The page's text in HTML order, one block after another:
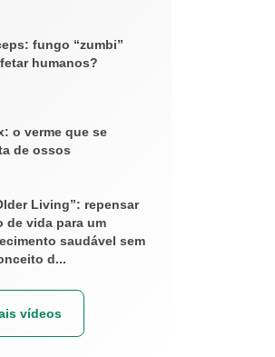
fungo “zumbi”
humanos?
o verme que se
de ossos
Living”: repensar
de vida para um
saudável sem
d...
vídeos